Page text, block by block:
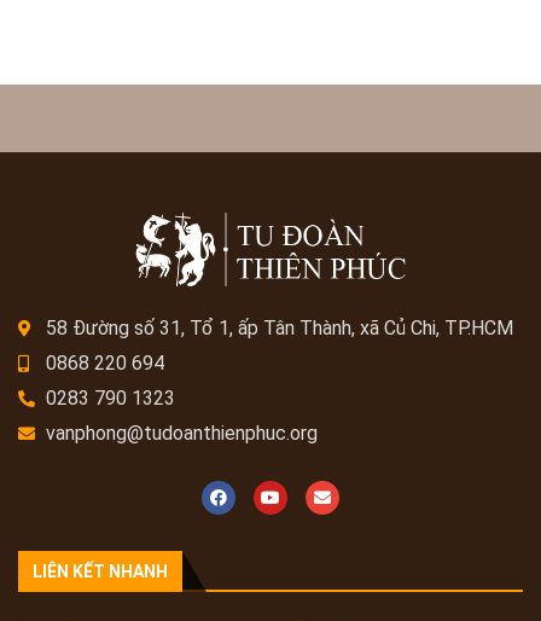
58 Đường số 31, Tổ 1, ấp Tân Thành, xã Củ Chi, TP.HCM
0868 220 694
0283 790 1323
vanphong@tudoanthienphuc.org
LIÊN KẾT NHANH